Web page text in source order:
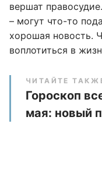
вершат
– могут что-то
хорошая новость.
воплотиться в
ЧИТАЙТЕ
Гороскоп
мая: новый